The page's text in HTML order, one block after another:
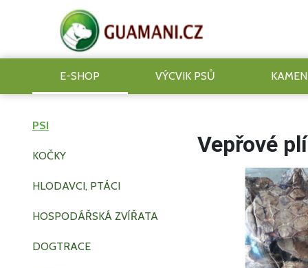
E-SHOP VÝCVIK PSŮ
PSI
KOČKY
HLODAVCI, PTÁCI
HOSPODÁŘSKÁ ZVÍŘATA
DOGTRACE
Vepřové